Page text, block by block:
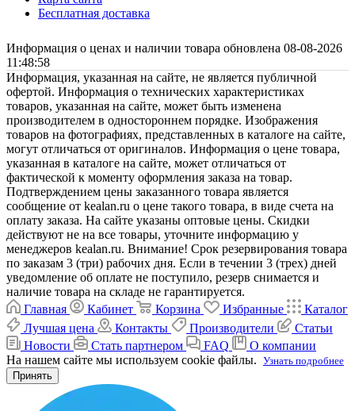
Бесплатная доставка
Информация о ценах и наличии товара обновлена 08-08-2026
11:48:58
Информация, указанная на сайте, не является публичной
офертой. Информация о технических характеристиках
товаров, указанная на сайте, может быть изменена
производителем в одностороннем порядке. Изображения
товаров на фотографиях, представленных в каталоге на сайте,
могут отличаться от оригиналов. Информация о цене товара,
указанная в каталоге на сайте, может отличаться от
фактической к моменту оформления заказа на товар.
Подтверждением цены заказанного товара является
сообщение от kealan.ru о цене такого товара, в виде счета на
оплату заказа. На сайте указаны оптовые цены. Скидки
действуют не на все товары, уточните информацию у
менеджеров kealan.ru. Внимание! Срок резервирования товара
по заказам 3 (три) рабочих дня. Если в течении 3 (трех) дней
уведомление об оплате не поступило, резерв снимается и
наличие товара на складе не гарантируется.
Главная
Кабинет Корзина Избранные
Каталог
Лучшая цена
Контакты Производители
Статьи
Новости
Стать партнером FAQ
О компании
На нашем сайте мы используем cookie файлы. Узнать подробнее
Принять